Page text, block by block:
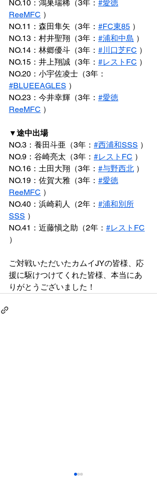
NO.10：鴻巣瑞稀（3年： #愛徳
ReeMFC ）
NO.11：森田隼矢（3年： #FC東85 ）
NO.13：村井聖翔（3年： #浦和中島 ）
NO.14：林郷優斗（3年： #川口芝FC ）
NO.15：井上翔誠（3年： #レストFC ）
NO.20：小宇佐凌士（3年：
#BLUEEAGLES ）
NO.23：今井幸輝（3年： #愛徳
ReeMFC ）
▼途中出場
NO.3：養田斗亜（3年： #西浦和SSS ）
NO.9：谷崎亮太（3年： #レストFC ）
NO.16：土田大翔（3年： #与野西北 ）
NO.19：佐賀大雅（3年： #愛徳
ReeMFC ）
NO.40：浜崎莉人（2年： #浦和別所
SSS ）
NO.41：近藤愼之助（2年： #レストFC
）
ご対戦いただいたカムイJYの皆様、応
援に駆けつけてくれた皆様、本当にあ
りがとうございました！